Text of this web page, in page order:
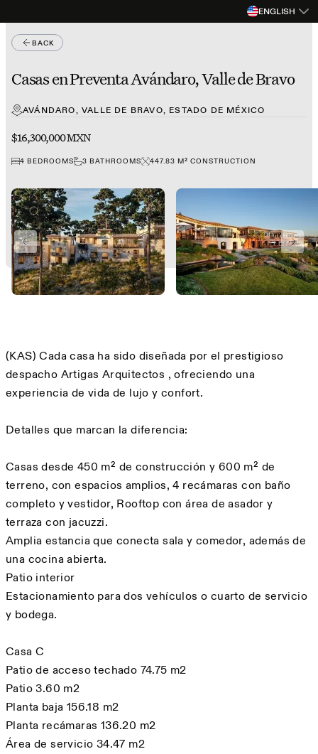
ENGLISH
BACK
Casas en Preventa Avándaro, Valle de Bravo
AVÁNDARO, VALLE DE BRAVO, ESTADO DE MÉXICO
$16,300,000 MXN
4 BEDROOMS 3 BATHROOMS 447.83 M² CONSTRUCTION
PREVIOUS SLIDE
Description
(KAS) Cada casa ha sido diseñada por el prestigioso
despacho Artigas Arquitectos , ofreciendo una
experiencia de vida de lujo y confort.
Detalles que marcan la diferencia:
Casas desde 450 m² de construcción y 600 m² de
terreno, con espacios amplios, 4 recámaras con baño
completo y vestidor, Rooftop con área de asador y
terraza con jacuzzi.
Amplia estancia que conecta sala y comedor, además de
una cocina abierta.
Patio interior
Estacionamiento para dos vehículos o cuarto de servicio
y bodega.
Casa C
Patio de acceso techado 74.75 m2
Patio 3.60 m2
Planta baja 156.18 m2
Planta recámaras 136.20 m2
Área de servicio 34.47 m2